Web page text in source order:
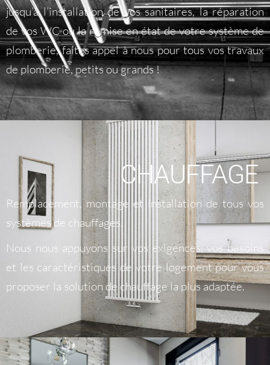
jusqu’à l’installation de vos sanitaires, la réparation
de vos WC ou la remise en état de votre système de
plomberie, faites appel à nous pour tous vos travaux
de plomberie, petits ou grands !
Remplacement, montage et installation de tous vos
systèmes de chauffages.
Nous nous appuyons sur vos exigences, vos besoins
et les caractéristiques de votre logement pour vous
proposer la solution de chauffage la plus adaptée.
CHAUFFAGE